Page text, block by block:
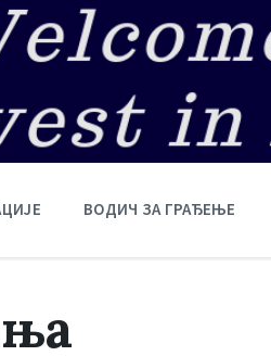
ВОДИЧ ЗА ГРАЂЕЊЕ